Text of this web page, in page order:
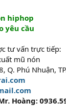
hiphop
yêu cầu
tư vấn trực tiếp:
mũ nón
Q. Phú Nhuận,
Hoàng: